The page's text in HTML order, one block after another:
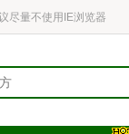
尽量不使用IE浏览器